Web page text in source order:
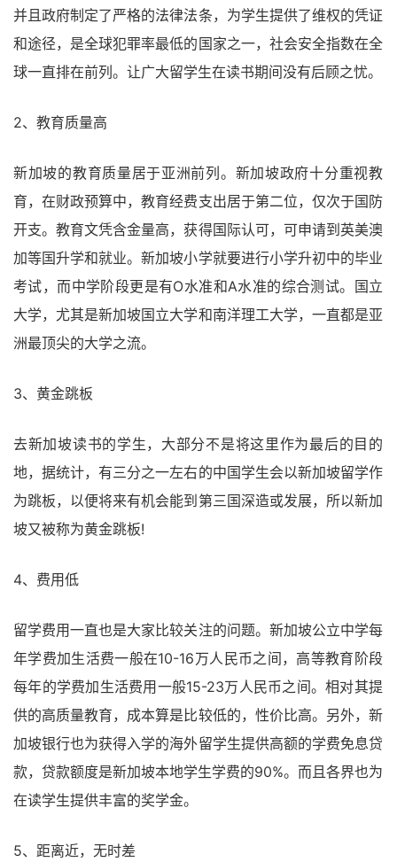
并且政府制定了严格的法律法条，为学生提供了维权的凭证
和途径，是全球犯罪率最低的国家之一，社会安全指数在全
球一直排在前列。让广大留学生在读书期间没有后顾之忧。
2、教育质量高
新加坡的教育质量居于亚洲前列。新加坡政府十分重视教
育，在财政预算中，教育经费支出居于第二位，仅次于国防
开支。教育文凭含金量高，获得国际认可，可申请到英美澳
加等国升学和就业。新加坡小学就要进行小学升初中的毕业
考试，而中学阶段更是有O水准和A水准的综合测试。国立
大学，尤其是新加坡国立大学和南洋理工大学，一直都是亚
洲最顶尖的大学之流。
3、黄金跳板
去新加坡读书的学生，大部分不是将这里作为最后的目的
地，据统计，有三分之一左右的中国学生会以新加坡留学作
为跳板，以便将来有机会能到第三国深造或发展，所以新加
坡又被称为黄金跳板!
4、费用低
留学费用一直也是大家比较关注的问题。新加坡公立中学每
年学费加生活费一般在10-16万人民币之间，高等教育阶段
每年的学费加生活费用一般15-23万人民币之间。相对其提
供的高质量教育，成本算是比较低的，性价比高。另外，新
加坡银行也为获得入学的海外留学生提供高额的学费免息贷
款，贷款额度是新加坡本地学生学费的90%。而且各界也为
在读学生提供丰富的奖学金。
5、距离近，无时差